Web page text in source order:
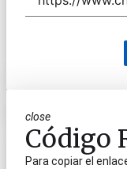
close
Código
Para copiar el